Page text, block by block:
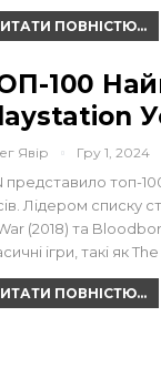
ПОВНІСТЮ...
100
Явір Гру 1, 2024
представило топ-
Лідером списку
(2018) та
ігри, такі як
ПОВНІСТЮ...